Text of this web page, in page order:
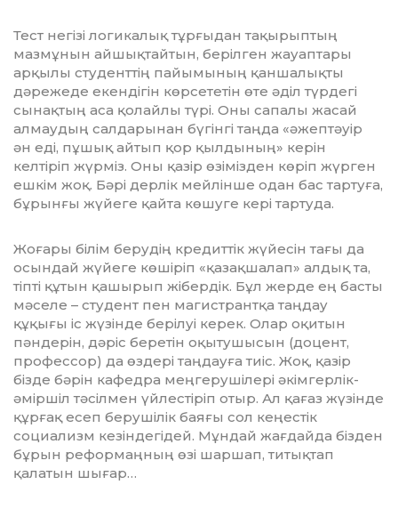
Тест негізі логикалық тұрғыдан тақы­рыптың
мазмұнын айшықтайтын, беріл­ген жауаптары
арқылы студенттің пайымы­ның қаншалықты
дәрежеде екендігін көрсететін өте әділ түрдегі
сынақтың аса қолайлы түрі. Оны сапалы жасай
алмаудың салдарынан бүгінгі таңда «әжептәуір
ән еді, пұшық айтып қор қылдының» керін
келтіріп жүрміз. Оны қазір өзімізден көріп жүрген
ешкім жоқ. Бәрі дерлік мейлінше одан бас тарту­ға,
бұрынғы жүйеге қайта көшуге кері тартуда.
Жоғары білім берудің кредиттік жүйе­сін тағы да
осындай жүйеге көшіріп «қа­зақ­шалап» алдық та,
тіпті құтын қашырып жібердік. Бұл жерде ең басты
мәселе – студент пен магистрантқа таңдау
құқығы іс жүзінде берілуі керек. Олар оқитын
пәндерін, дәріс беретін оқытушысын (доцент,
профессор) да өздері таңдауға тиіс. Жоқ, қазір
бізде бәрін кафедра меңгеру­шілері әкімгерлік-
әміршіл тәсілмен үй­лес­тіріп отыр. Ал қағаз жүзінде
құрғақ есеп берушілік баяғы сол кеңестік
социализм кезіндегідей. Мұндай жағдайда бізден
бұрын реформаңның өзі шаршап, титықтап
қалатын шығар…